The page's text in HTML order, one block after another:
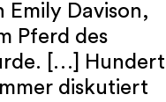
Davison,
Pferd des
[…] Hundert
diskutiert